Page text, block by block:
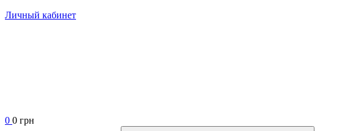
Личный кабинет
0 0 грн